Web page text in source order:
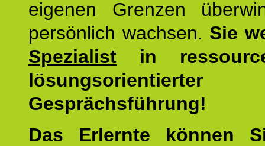
eigenen Grenzen
persönlich wachsen. Sie
Spezialist in
lösungsorientierter
Gesprächsführung!
Das Erlernte können